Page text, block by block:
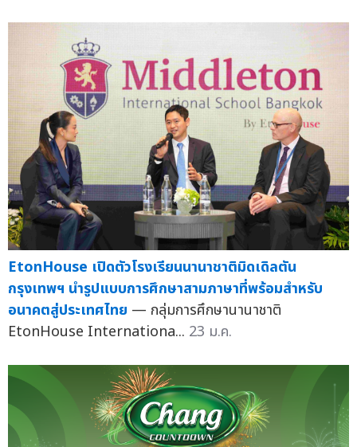
EtonHouse เปิดตัวโรงเรียนนานาชาติมิดเดิลตัน
กรุงเทพฯ นำรูปแบบการศึกษาสามภาษาที่พร้อมสำหรับ
อนาคตสู่ประเทศไทย — กลุ่มการศึกษานานาชาติ
EtonHouse Internationa... 23 ม.ค.